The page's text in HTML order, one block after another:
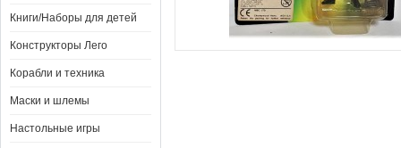
Книги/Наборы для детей
Конструкторы Лего
Корабли и техника
Маски и шлемы
Настольные игры